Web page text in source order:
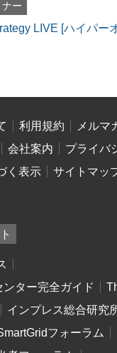
ー
LIVE [ハイパー
利用規約
メルマ
会社案内
プライバ
く表示
サイトマッ
ター完全ガイド
インプレス総合研究
フォーラム